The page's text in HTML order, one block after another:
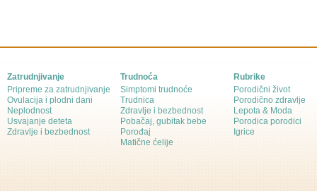
Zatrudnjivanje
Pripreme za zatrudnjivanje
Ovulacija i plodni dani
Neplodnost
Usvajanje deteta
Zdravlje i bezbednost
Trudnoća
Simptomi trudnoće
Trudnica
Zdravlje i bezbednost
Pobačaj, gubitak bebe
Porođaj
Matične ćelije
Rubrike
Porodični život
Porodično zdravlje
Lepota & Moda
Porodica porodici
Igrice